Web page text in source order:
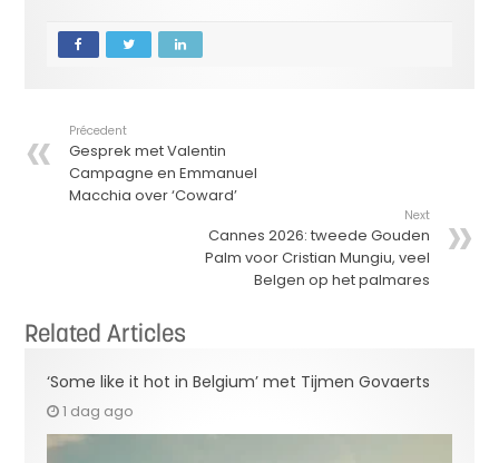
Précedent
Gesprek met Valentin
Campagne en Emmanuel
Macchia over ‘Coward’
Next
Cannes 2026: tweede Gouden
Palm voor Cristian Mungiu, veel
Belgen op het palmares
Related Articles
‘Some like it hot in Belgium’ met Tijmen Govaerts
1 dag ago